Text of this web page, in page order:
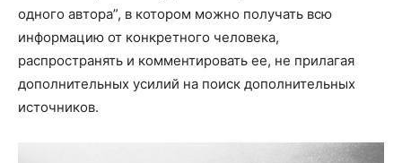
одного автора”, в котором можно получать всю
информацию от конкретного человека,
распространять и комментировать ее, не прилагая
дополнительных усилий на поиск дополнительных
источников.